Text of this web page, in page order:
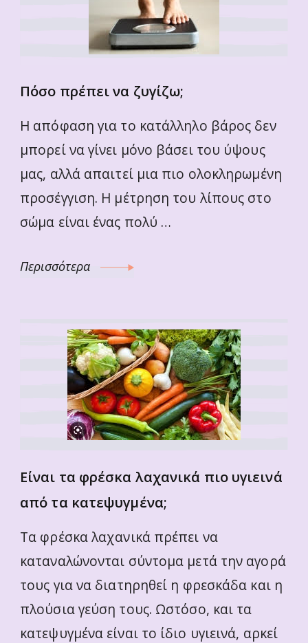
Πόσο πρέπει να ζυγίζω;
Η απόφαση για το κατάλληλο βάρος δεν
μπορεί να γίνει μόνο βάσει του ύψους
μας, αλλά απαιτεί μια πιο ολοκληρωμένη
προσέγγιση. Η μέτρηση του λίπους στο
σώμα είναι ένας πολύ …
Περισσότερα
Είναι τα φρέσκα λαχανικά πιο υγιεινά
από τα κατεψυγμένα;
Τα φρέσκα λαχανικά πρέπει να
καταναλώνονται σύντομα μετά την αγορά
τους για να διατηρηθεί η φρεσκάδα και η
πλούσια γεύση τους. Ωστόσο, και τα
κατεψυγμένα είναι το ίδιο υγιεινά, αρκεί